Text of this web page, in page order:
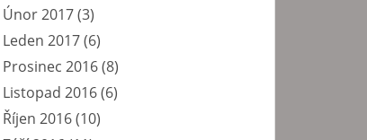
Únor 2017(3)
Leden 2017(6)
Prosinec 2016(8)
Listopad 2016(6)
Říjen 2016(10)